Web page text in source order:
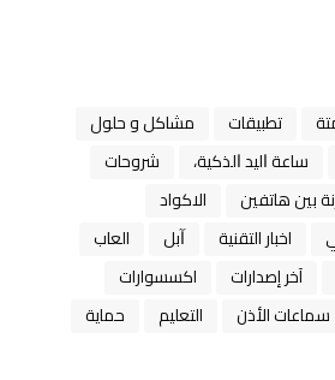
تطبيقات
مشاكل و حلول
ﺳﺎﻋﺔ ﺍﻟﻴﺪ ﺍﻟﺬﻛﻴﺔ،
شروحات
بين هاتفين
الاكواد
اخبار التقنية ﺁﺑﻞ
العاب
آخر إصدارات
اكسسوارات
سماعات الأذن التعليم
حماية